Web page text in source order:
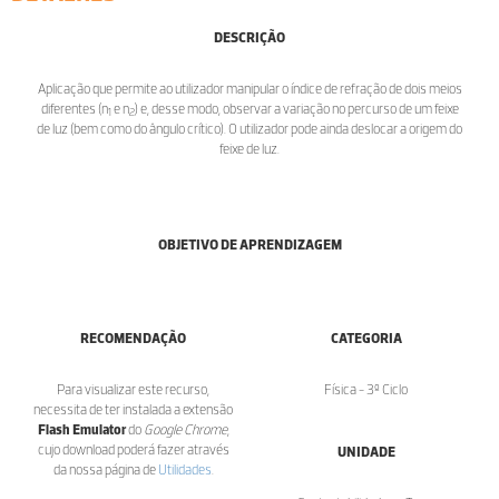
DESCRIÇÃO
Aplicação que permite ao utilizador manipular o índice de refração de dois meios
diferentes (n1 e n2) e, desse modo, observar a variação no percurso de um feixe
de luz (bem como do ângulo crítico). O utilizador pode ainda deslocar a origem do
feixe de luz.
OBJETIVO DE APRENDIZAGEM
RECOMENDAÇÃO
Para visualizar este recurso,
necessita de ter instalada a extensão
Flash Emulatordo Google Chrome,
cujo download poderá fazer através
da nossa página de Utilidades
CATEGORIA
Física - 3º Ciclo
UNIDADE